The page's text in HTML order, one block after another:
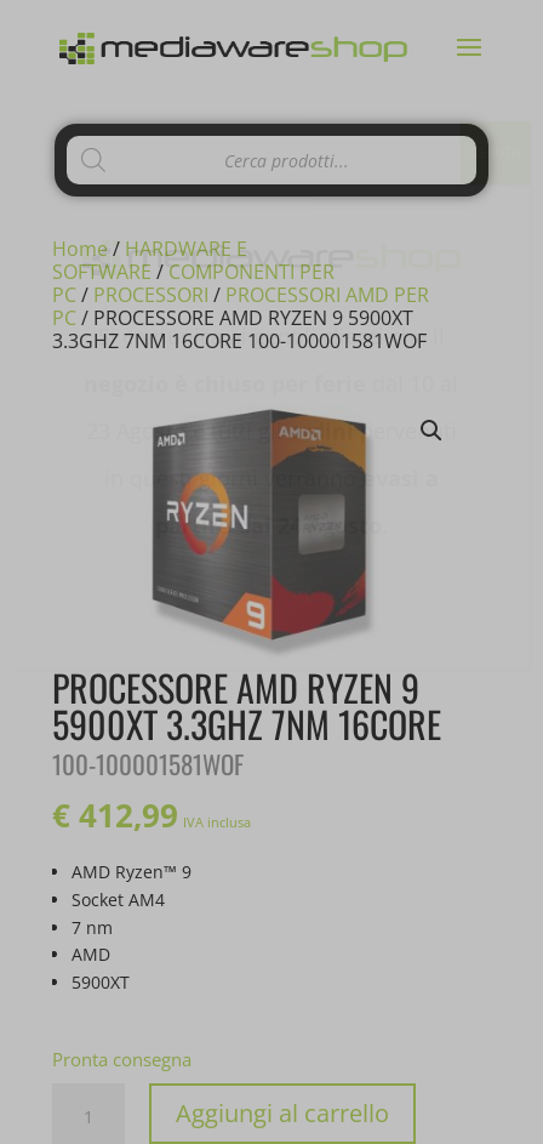
Products
search
Home/ HARDWARE E
SOFTWARE / COMPONENTI PER
PC/ PROCESSORI / PROCESSORI AMD PER
PC/ PROCESSORE AMD RYZEN 9 5900XT
3.3GHZ 7NM 16CORE 100-100001581WOF
PROCESSORE AMD RYZEN 9
5900XT 3.3GHZ 7NM 16CORE
100-100001581WOF
€412,99 IVA inclusa
AMD Ryzen™ 9
Socket AM4
7 nm
AMD
5900XT
Pronta consegna
Aggiungi al carrello
Si comunica ai gentili clienti che il
23 Agosto e tutti gliordinipervenuti
in questi giorni verrannoevasi a
partire dal 24 Agosto
CHIUDI